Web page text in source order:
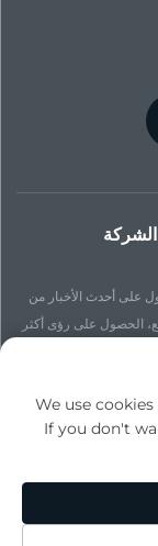
الشركة
على أحدث الأخبار من
الحصول على رؤى أكثر
الاشتراك
جميع الحقوق محفوظة -
We use
If you don't